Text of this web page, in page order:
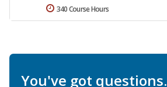
340 Course Hours
You've got questions.